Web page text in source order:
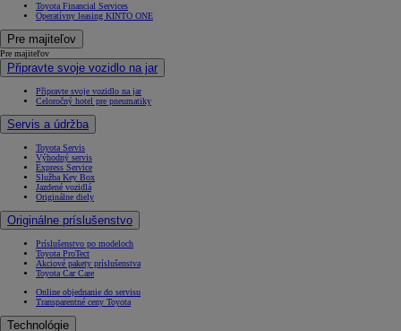
Toyota Financial Services
Operatívny leasing KINTO ONE
Pre majiteľov
Pre majiteľov
Připravte svoje vozidlo na jar
Připravte svoje vozidlo na jar
Celoročný hotel pre pneumatiky
Servis a údržba
Toyota Servis
Výhodný servis
Express Service
Služba Key Box
Jazdené vozidlá
Originálne diely
Originálne príslušenstvo
Príslušenstvo po modeloch
Toyota ProTect
Akciové pakety príslušenstva
Toyota Car Care
Online objednanie do servisu
Transparentné ceny Toyota
Technológie